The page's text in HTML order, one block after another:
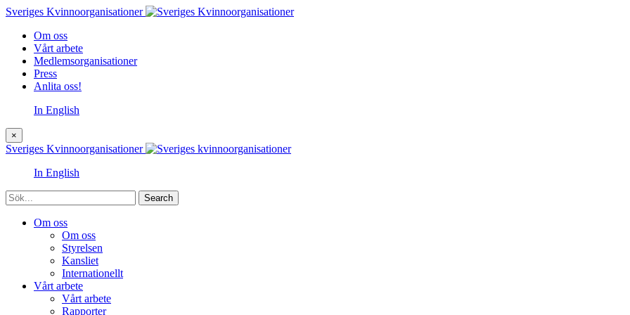
Sveriges Kvinnoorganisationer
Om oss
Vårt arbete
Medlemsorganisationer
Press
Anlita oss!
In English
×
Sveriges Kvinnoorganisationer
In English
Sök
Om oss
Om oss
Styrelsen
Kansliet
Internationellt
Vårt arbete
Vårt arbete
Rapporter